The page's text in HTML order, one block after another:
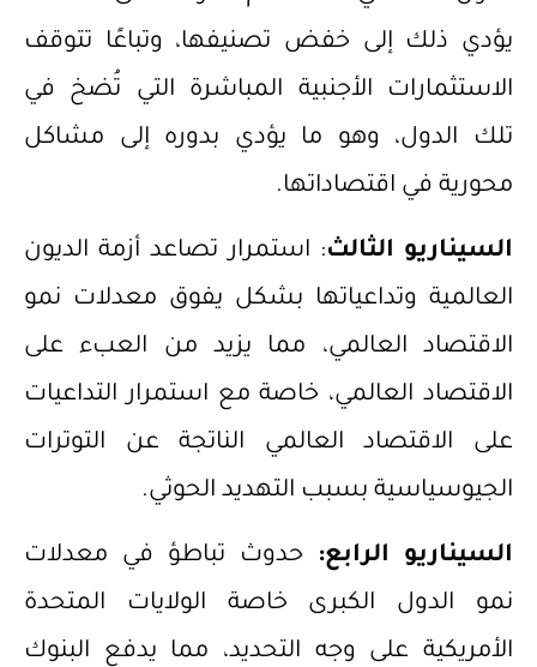
يؤدي ذلك إلى خفض تصنيفها، وتباعًا تتوقف
الاستثمارات الأجنبية المباشرة التي تُضخ في
تلك الدول، وهو ما يؤدي بدوره إلى مشاكل
محورية في اقتصاداتها.
السيناريو الثالث: استمرار تصاعد أزمة الديون
العالمية وتداعياتها بشكل يفوق معدلات نمو
الاقتصاد العالمي، مما يزيد من العبء على
الاقتصاد العالمي، خاصة مع استمرار التداعيات
على الاقتصاد العالمي الناتجة عن التوترات
الجيوسياسية بسبب التهديد الحوثي.
السيناريو الرابع: حدوث تباطؤ في معدلات
نمو الدول الكبرى خاصة الولايات المتحدة
الأمريكية على وجه التحديد، مما يدفع البنوك